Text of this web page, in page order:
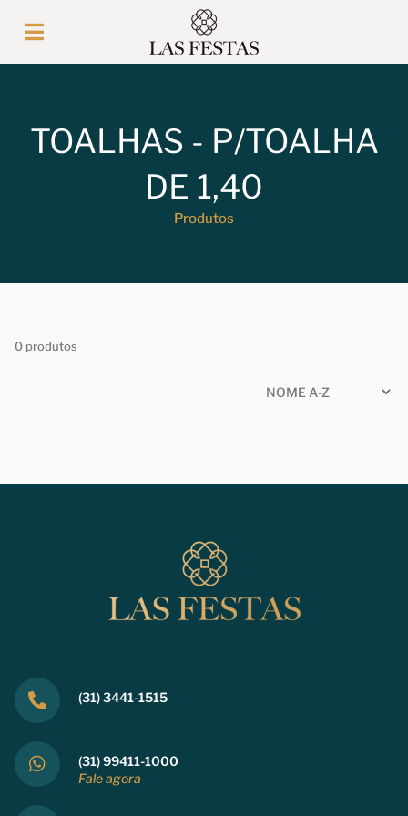
TOALHAS - P/TOALHA
DE 1,40
Produtos
0 produtos
(31) 3441-1515
(31) 99411-1000
Fale agora